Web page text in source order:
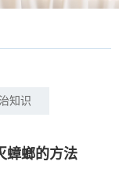
知识
蟑螂的方法